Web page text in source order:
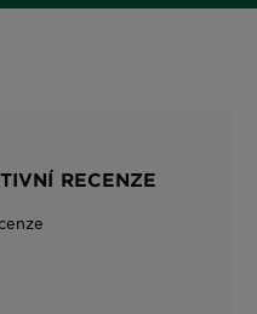
RECENZE